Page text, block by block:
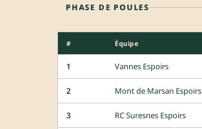
PHASE DE POULES
# Équipe
1 Vannes Espoirs
2 Mont de Marsan Espoirs
3 RC Suresnes Espoirs